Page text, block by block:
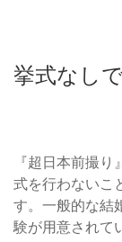
挙式なし
『超日本前撮
式を行わないこ
す。一般的な結
験が用意されて